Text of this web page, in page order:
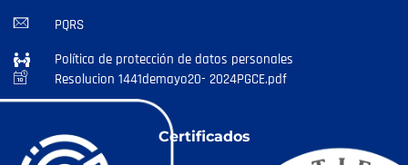
PQRS
Política de protección de datos personales
Resolucion 1441demayo20- 2024PGCE.pdf
Certificados